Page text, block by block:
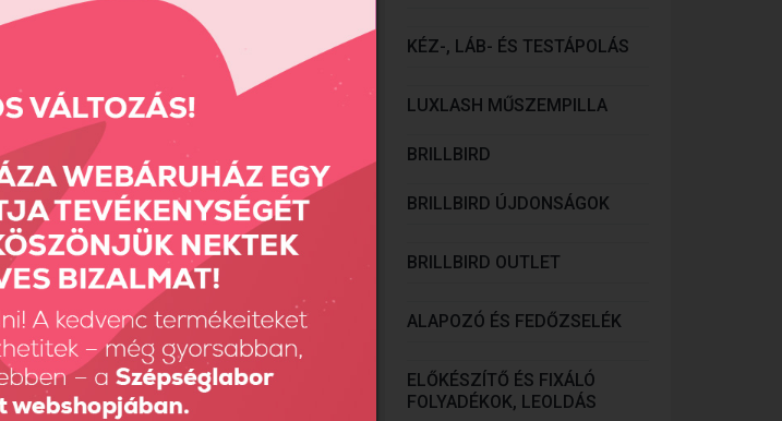
Összehasonlít
KÉZ-, LÁB- ÉS TESTÁPOLÁS
LUXLASH MŰSZEMPILLA
BRILLBIRD
BRILLBIRD ÚJDONSÁGOK
BRILLBIRD OUTLET
ALAPOZÓ ÉS FEDŐZSELÉK
ELŐKÉSZÍTŐ ÉS FIXÁLÓ
FOLYADÉKOK, LEOLDÁS